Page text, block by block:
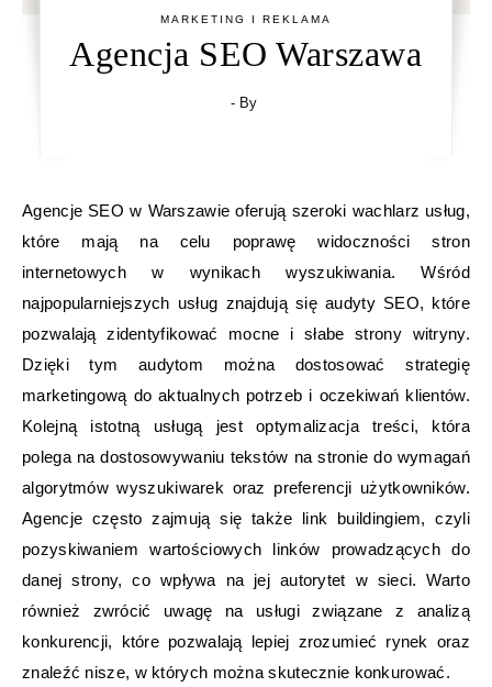
MARKETING I REKLAMA
Agencja SEO Warszawa
- By
Agencje SEO w Warszawie oferują szeroki wachlarz usług,
które mają na celu poprawę widoczności stron
internetowych w wynikach wyszukiwania. Wśród
najpopularniejszych usług znajdują się audyty SEO, które
pozwalają zidentyfikować mocne i słabe strony witryny.
Dzięki tym audytom można dostosować strategię
marketingową do aktualnych potrzeb i oczekiwań klientów.
Kolejną istotną usługą jest optymalizacja treści, która
polega na dostosowywaniu tekstów na stronie do wymagań
algorytmów wyszukiwarek oraz preferencji użytkowników.
Agencje często zajmują się także link buildingiem, czyli
pozyskiwaniem wartościowych linków prowadzących do
danej strony, co wpływa na jej autorytet w sieci. Warto
również zwrócić uwagę na usługi związane z analizą
konkurencji, które pozwalają lepiej zrozumieć rynek oraz
znaleźć nisze, w których można skutecznie konkurować.